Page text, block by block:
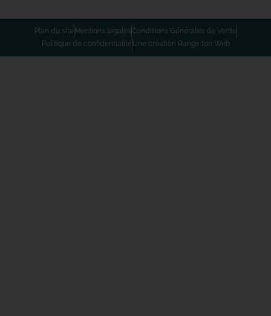
Plan du site Mentions légales Conditions Générales de Vente
Politique de confidentialitéUne création Range ton Web